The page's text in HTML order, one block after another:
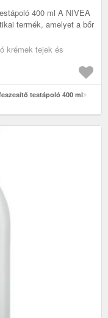
400 ml A NIVEA
termék, amelyet a bőr
krémek tejek és
testápoló 400 ml